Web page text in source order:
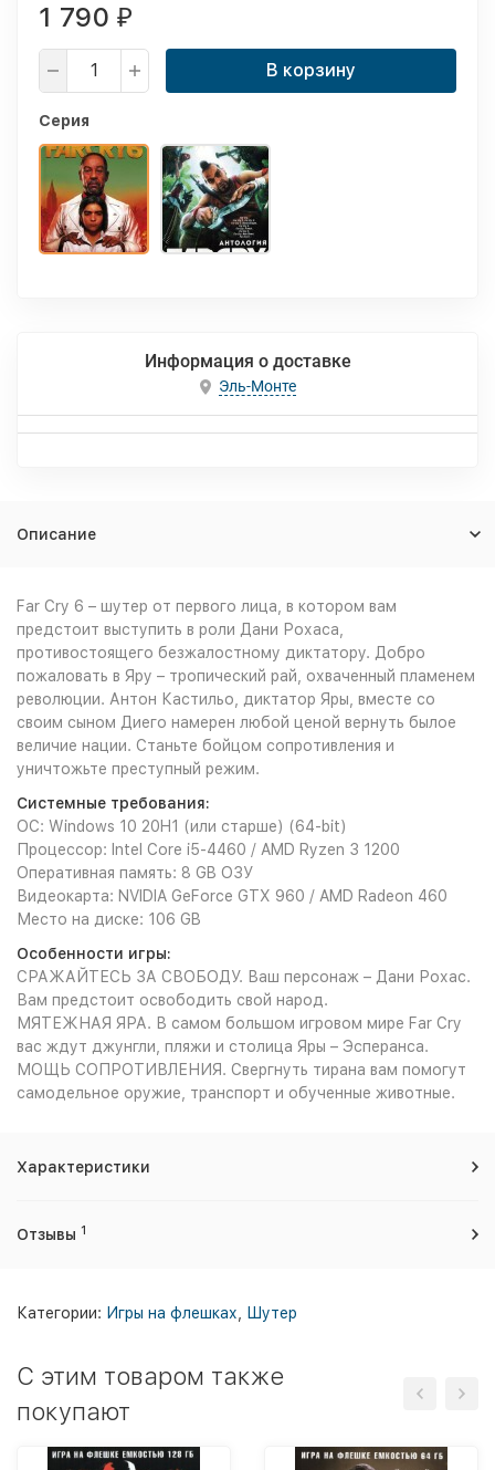
1 790 ₽
В корзину
Серия
Информация о доставке
Эль-Монте
Описание
Far Cry 6 – шутер от первого лица, в котором вам
предстоит выступить в роли Дани Рохаса,
противостоящего безжалостному диктатору. Добро
пожаловать в Яру – тропический рай, охваченный пламенем
революции. Антон Кастильо, диктатор Яры, вместе со
своим сыном Диего намерен любой ценой вернуть былое
величие нации. Станьте бойцом сопротивления и
уничтожьте преступный режим.
Системные требования:
ОС: Windows 10 20H1 (или старше) (64-bit)
Процессор: Intel Core i5-4460 / AMD Ryzen 3 1200
Оперативная память: 8 GB ОЗУ
Видеокарта: NVIDIA GeForce GTX 960 / AMD Radeon 460
Место на диске: 106 GB
Особенности игры:
СРАЖАЙТЕСЬ ЗА СВОБОДУ. Ваш персонаж – Дани Рохас.
Вам предстоит освободить свой народ.
МЯТЕЖНАЯ ЯРА. В самом большом игровом мире Far Cry
вас ждут джунгли, пляжи и столица Яры – Эсперанса.
МОЩЬ СОПРОТИВЛЕНИЯ. Свергнуть тирана вам помогут
самодельное оружие, транспорт и обученные животные.
Характеристики
Отзывы 1
Категории: Игры на флешках Шутер
C этим товаром также
покупают